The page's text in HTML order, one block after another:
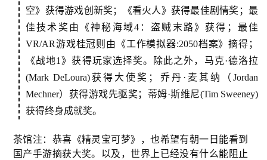
空》获得游戏创新奖；《看火人》获得最佳剧情奖；最
佳技术奖由《神秘海域4：盗贼末路》获得；最佳
VR/AR游戏桂冠则由《工作模拟器:2050档案》摘得；
《战地1》获得玩家选择奖。除此之外，马克·德洛拉
(Mark DeLoura)获得大使奖；乔丹·麦其纳（Jordan
Mechner）获得游戏先驱奖；蒂姆·斯维尼(Tim Sweeney)
获得终身成就奖。
茶馆注：恭喜《精灵宝可梦》，也希望有朝一日能看到
国产手游摘获大奖。以及，世界上已经没有什么能阻止